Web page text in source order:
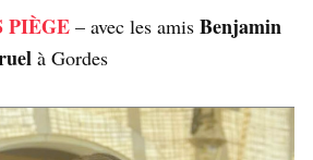
PIÈGE – avec les amis Benjamin
à Gordes